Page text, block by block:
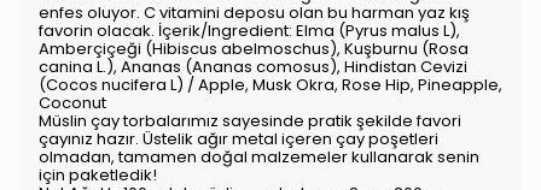
enfes oluyor. C vitamini deposu olan bu harman yaz kış
favorin olacak. İçerik/Ingredient: Elma (Pyrus malus L),
Amberçiçeği (Hibiscus abelmoschus), Kuşburnu (Rosa
canina L.), Ananas (Ananas comosus), Hindistan Cevizi
(Cocos nucifera L) / Apple, Musk Okra, Rose Hip, Pineapple,
Coconut
Müslin çay torbalarımız sayesinde pratik şekilde favori
çayınız hazır. Üstelik ağır metal içeren çay poşetleri
olmadan, tamamen doğal malzemeler kullanarak senin
için paketledik!